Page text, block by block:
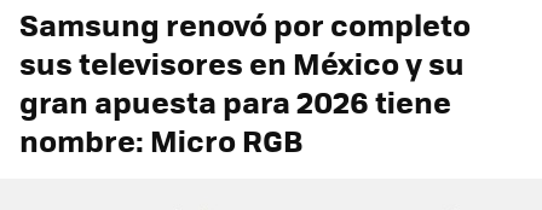
Samsung renovó por completo
sus televisores en México y su
gran apuesta para 2026 tiene
nombre: Micro RGB